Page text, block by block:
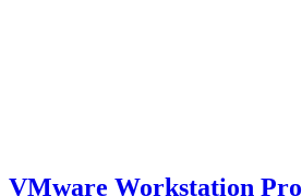
VMware Workstation